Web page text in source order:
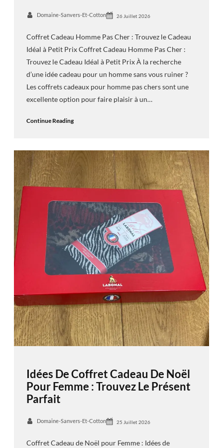
Domaine-Sanvers-Et-Cotton 26 Juillet 2026
Coffret Cadeau Homme Pas Cher : Trouvez le Cadeau
Idéal à Petit Prix Coffret Cadeau Homme Pas Cher :
Trouvez le Cadeau Idéal à Petit Prix À la recherche
d’une idée cadeau pour un homme sans vous ruiner ?
Les coffrets cadeaux pour homme pas chers sont une
excellente option pour faire plaisir à un…
Continue Reading
Idées De Coffret Cadeau De Noël
Pour Femme : Trouvez Le Présent
Parfait
Domaine-Sanvers-Et-Cotton 25 Juillet 2026
Coffret Cadeau de Noël pour Femme : Idées de